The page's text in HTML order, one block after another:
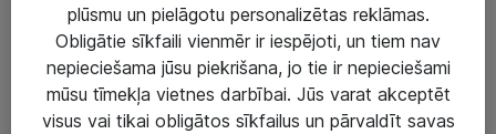
Risinājumi & Pakalpojumi
IT serviss un atbalsts
IT infrastruktūra
plūsmu un pielāgotu personalizētas reklāmas.
Obligātie sīkfaili vienmēr ir iespējoti, un tiem nav
nepieciešama jūsu piekrišana, jo tie ir nepieciešami
mūsu tīmekļa vietnes darbībai. Jūs varat akceptēt
visus vai tikai obligātos sīkfailus un pārvaldīt savas